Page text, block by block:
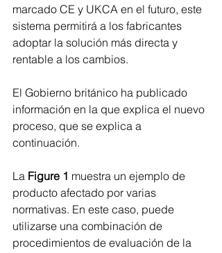
marcado CE y UKCA en el futuro, este
sistema permitirá a los fabricantes
adoptar la solución más directa y
rentable a los cambios.
El Gobierno británico ha publicado
información en la que explica el nuevo
proceso, que se explica a
continuación.
La Figure 1 muestra un ejemplo de
producto afectado por varias
normativas. En este caso, puede
utilizarse una combinación de
procedimientos de evaluación de la